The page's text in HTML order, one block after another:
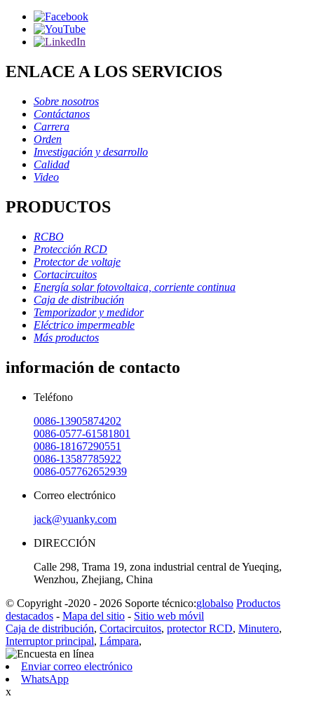
ENLACE A LOS SERVICIOS
Sobre nosotros
Contáctanos
Carrera
Orden
Investigación y desarrollo
Calidad
Video
PRODUCTOS
RCBO
Protección RCD
Protector de voltaje
Cortacircuitos
Energía solar fotovoltaica, corriente continua
Caja de distribución
Temporizador y medidor
Eléctrico impermeable
Más productos
información de contacto
Teléfono
0086-13905874202
0086-0577-61581801
0086-18167290551
0086-13587785922
0086-057762652939
Correo electrónico
jack@yuanky.com
DIRECCIÓN
Calle 298, Trama 19, zona industrial central de Yueqing,
Wenzhou, Zhejiang, China
© Copyright -2020 - 2026 Soporte técnico:globalso Productos
destacados - Mapa del sitio - Sitio web móvil
Caja de distribución, Cortacircuitos, protector RCD, Minutero,
Interruptor principal, Lámpara,
Enviar correo electrónico
WhatsApp
x